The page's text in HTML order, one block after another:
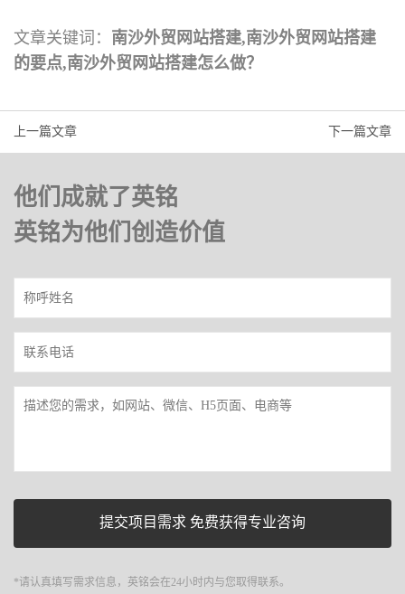
文章关键词： 南沙外贸网站搭建,南沙外贸网站搭建
的要点,南沙外贸网站搭建怎么做？
上一篇文章 下一篇文章
他们成就了英铭
英铭为他们创造价值
*请认真填写需求信息，英铭会在24小时内与您取得联系。